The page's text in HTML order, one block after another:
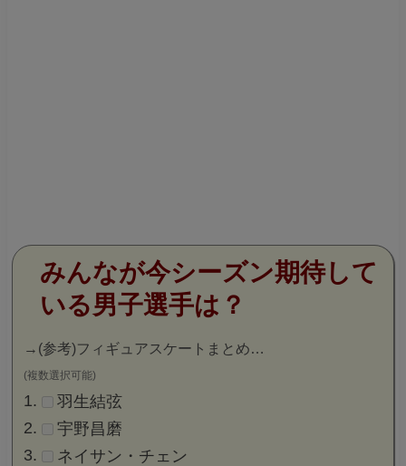
みんなが今シーズン期待して
いる男子選手は？
→ (参考)フィギュアスケートまとめ…
(複数選択可能)
羽生結弦
宇野昌磨
ネイサン・チェン